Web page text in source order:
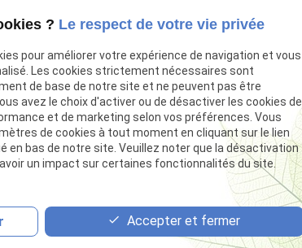
téléphonique
Téléphone
01 85 09 90 15
? Le respect de votre vie privée
pour améliorer votre expérience de navigation et vous
Les cookies strictement nécessaires sont
de base de notre site et ne peuvent pas être
avez le choix d'activer ou de désactiver les cookies de
et de marketing selon vos préférences. Vous
de cookies à tout moment en cliquant sur le lien
en bas de notre site. Veuillez noter que la désactivation
un impact sur certaines fonctionnalités du site.
Accepter et fermer